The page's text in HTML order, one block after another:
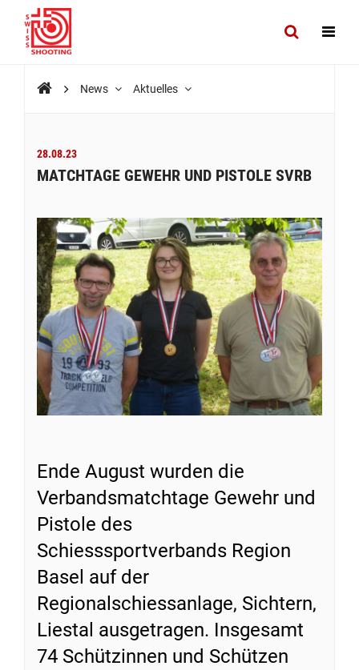
News Aktuelles
28.08.23
MATCHTAGE GEWEHR UND PISTOLE SVRB
Ende August wurden die
Verbandsmatchtage Gewehr und
Pistole des
Schiesssportverbands Region
Basel auf der
Regionalschiessanlage, Sichtern,
Liestal ausgetragen. Insgesamt
74 Schützinnen und Schützen